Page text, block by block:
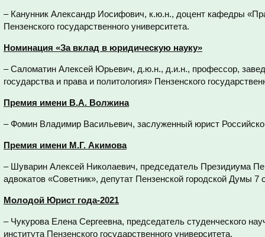
– Канунник Александр Иосифович, к.ю.н., доцент кафедры
Пензенского государственного университета.
Номинация «За вклад в юридическую науку»
– Саломатин Алексей Юрьевич, д.ю.н., д.и.н., профессор,
государства и права и политология» Пензенского
Премия имени В.А. Волжина
– Фомин Владимир Васильевич, заслуженный юрист
Премия имени М.Г. Акимова
– Шуварин Алексей Николаевич, председатель Президиума
адвокатов «Советник», депутат Пензенской городской Думы 7
Молодой Юрист года-2021
– Чукурова Елена Сергеевна, председатель студенческого
института Пензенского государственного университета.